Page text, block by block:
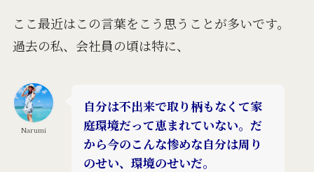
ここ最近はこの言葉をこう思うことが多いです。
過去の私、会社員の頃は特に、
Narumi
自分は不出来で取り柄もなくて家
庭環境だって恵まれていない。だ
から今のこんな惨めな自分は周り
のせい、環境のせいだ。